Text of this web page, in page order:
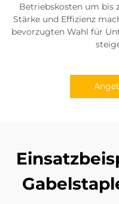
Betriebskosten um bis
Stärke und Effizienz
bevorzugten Wahl für